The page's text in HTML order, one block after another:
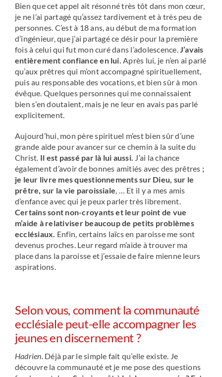
Bien que cet appel ait résonné très tôt dans mon cœur,
je ne l’ai partagé qu’assez tardivement et à très peu de
personnes. C’est à 18 ans, au début de ma formation
d’ingénieur, que j’ai partagé ce désir pour la première
fois à celui qui fut mon curé dans l’adolescence. J’avais
entièrement confiance en lui. Après lui, je n’en ai parlé
qu’aux prêtres qui m’ont accompagné spirituellement,
puis au responsable des vocations, et bien sûr à mon
évêque. Quelques personnes qui me connaissaient
bien s’en doutaient, mais je ne leur en avais pas parlé
explicitement.
Aujourd’hui, mon père spirituel m’est bien sûr d’une
grande aide pour avancer sur ce chemin à la suite du
Christ. Il est passé par là lui aussi. J’ai la chance
également d’avoir de bonnes amitiés avec des prêtres ;
je leur livre mes questionnements sur Dieu, sur le
prêtre, sur la vie paroissiale , … Et il y a mes amis
d’enfance avec qui je peux parler très librement.
Certains sont non-croyants et leur point de vue
m’aide à relativiser beaucoup de petits problèmes
ecclésiaux. Enfin, certains laïcs en paroisse me sont
devenus proches. Leur regard m’aide à trouver ma
place dans la paroisse et j’essaie de faire mienne leurs
aspirations.
Selon vous, comment la communauté
ecclésiale peut-elle accompagner les
jeunes en discernement ?
Hadrien. Déjà par le simple fait qu’elle existe. Je
découvre la communauté et je me pose des questions